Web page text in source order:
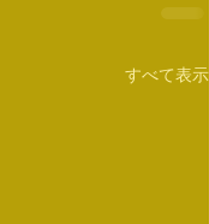
すべて表示